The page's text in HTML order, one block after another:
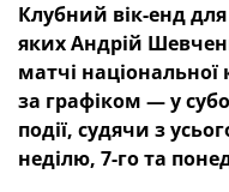
Клубний вік-енд для
яких Андрій
матчі
за графіком — у
події, судячи з
неділю, 7-го та